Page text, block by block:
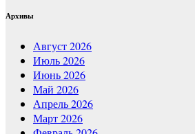
Архивы
Август 2026
Июль 2026
Июнь 2026
Май 2026
Апрель 2026
Март 2026